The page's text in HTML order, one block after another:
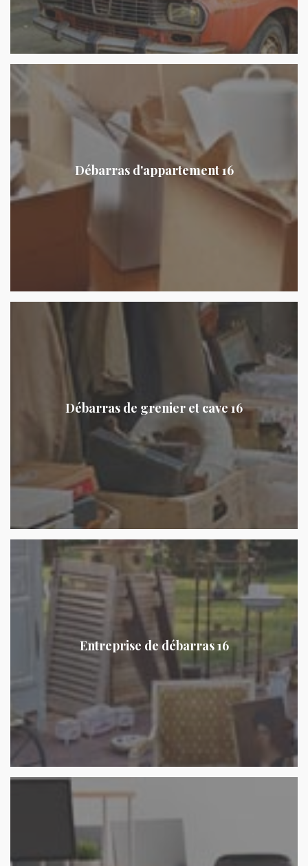
Débarras d'appartement 16
Débarras de grenier et cave 16
Entreprise de débarras 16